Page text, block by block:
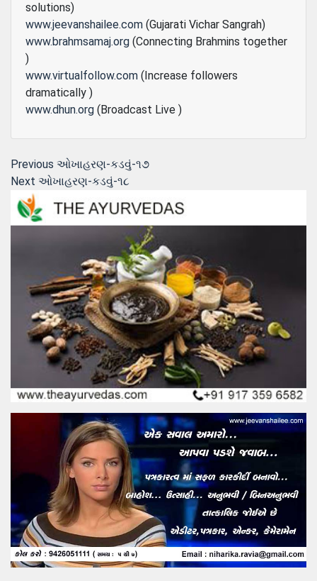
solutions)
www.jeevanshailee.com (Gujarati Vichar Sangrah)
www.brahmsamaj.org (Connecting Brahmins together
)
www.virtualfollow.com (Increase followers
dramatically )
www.dhun.org (Broadcast Live )
Post
navigation
Previous Previous
post:
ઓખાહરણ-કડવું-૧૭
Next Next
ઓખાહરણ-કડવું-૧૮